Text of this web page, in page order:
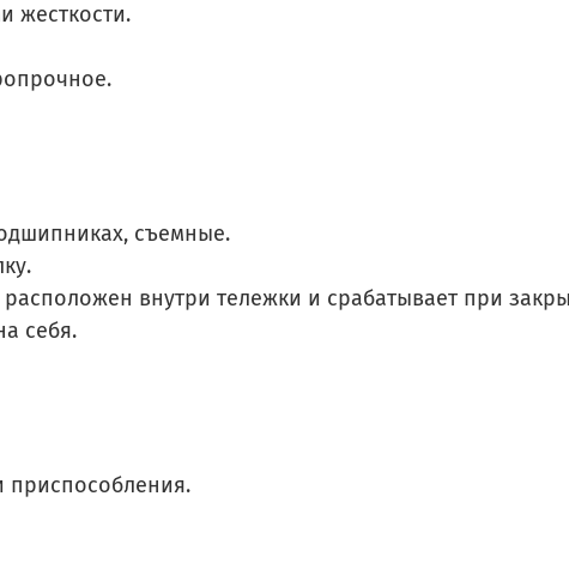
жесткости.
съемные.
внутри тележки и срабатывает при
себя.
приспособления.